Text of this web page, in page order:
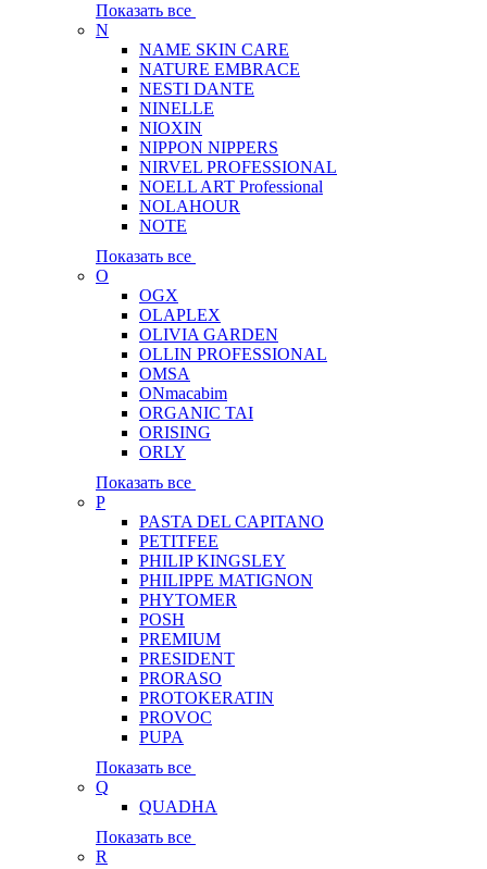
Показать все
N
NAME SKIN CARE
NATURE EMBRACE
NESTI DANTE
NINELLE
NIOXIN
NIPPON NIPPERS
NIRVEL PROFESSIONAL
NOELL ART Professional
NOLAHOUR
NOTE
Показать все
O
OGX
OLAPLEX
OLIVIA GARDEN
OLLIN PROFESSIONAL
OMSA
ONmacabim
ORGANIC TAI
ORISING
ORLY
Показать все
P
PASTA DEL CAPITANO
PETITFEE
PHILIP KINGSLEY
PHILIPPE MATIGNON
PHYTOMER
POSH
PREMIUM
PRESIDENT
PRORASO
PROTOKERATIN
PROVOC
PUPA
Показать все
Q
QUADHA
Показать все
R